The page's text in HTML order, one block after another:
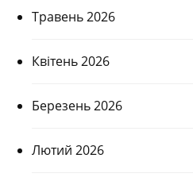
Травень 2026
Квітень 2026
Березень 2026
Лютий 2026